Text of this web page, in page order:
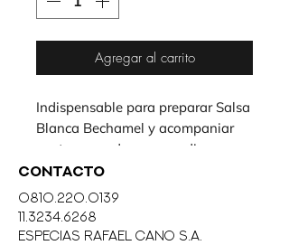
Agregar al carrito
Indispensable para preparar Salsa
Blanca Bechamel y acompaniar
pastas pure de papas y diversas
Carnes como el cordero.
CONTACTO
0810.220.0139
11.3234.6268
eSPECIAS RAFAEL CANO S.A.